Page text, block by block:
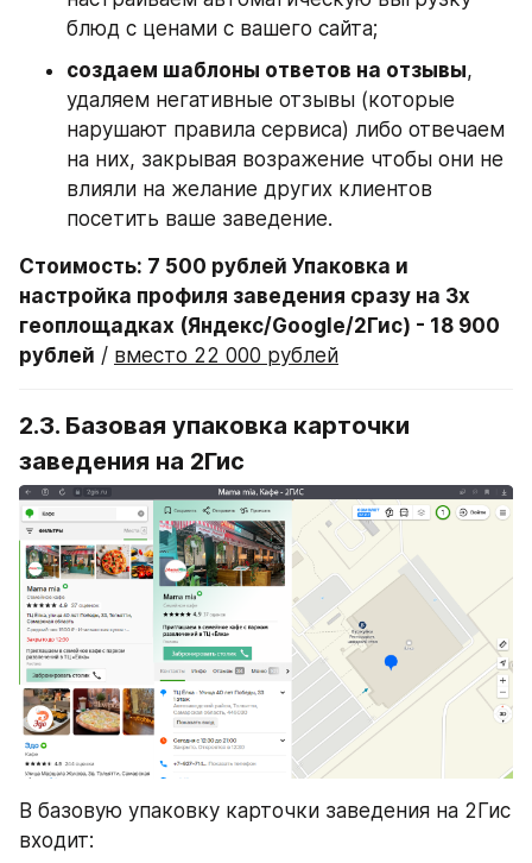
блюд с ценами с вашего сайта;
создаем шаблоны ответов на отзывы,
удаляем негативные отзывы (которые
нарушают правила сервиса) либо отвечаем
на них, закрывая возражение чтобы они не
влияли на желание других клиентов
посетить ваше заведение.
Стоимость: 7 500 рублей Упаковка и
настройка профиля заведения сразу на 3х
геоплощадках (Яндекс/Google/2Гис) - 18 900
рублей / вместо 22 000 рублей
2.3. Базовая упаковка карточки
заведения на 2Гис
В базовую упаковку карточки заведения на 2Гис
входит: